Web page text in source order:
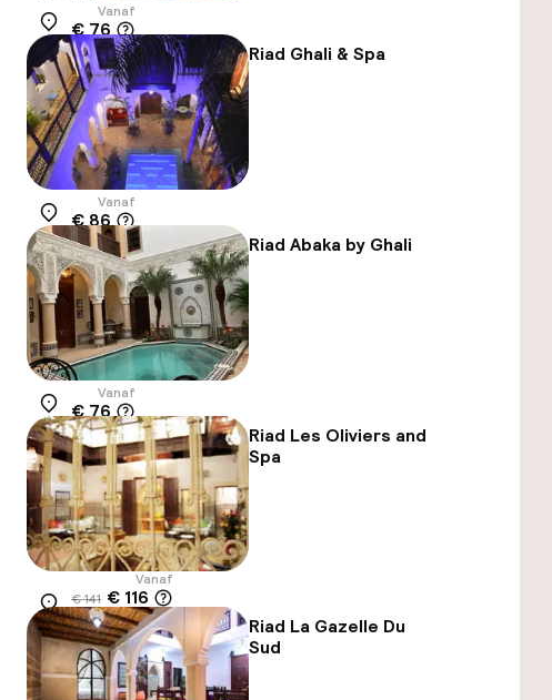
Locatie
Vanaf
€ 76
Riad Ghali & Spa
Locatie
Vanaf
€ 86
Riad Abaka by Ghali
Locatie
Vanaf
€ 76
Riad Les Oliviers and
Spa
Locatie
Vanaf
€ 141 € 116
-18%
Riad La Gazelle Du
Sud